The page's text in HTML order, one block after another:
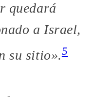
quedará
a Israel,
su sitio».5